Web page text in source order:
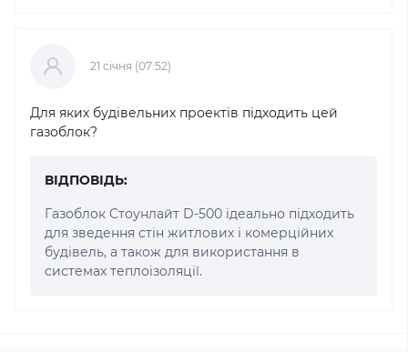
21 cічня (07:52)
Для яких будівельних проектів підходить цей
газоблок?
ВІДПОВІДЬ:
Газоблок Стоунлайт D-500 ідеально підходить
для зведення стін житлових і комерційних
будівель, а також для використання в
системах теплоізоляції.